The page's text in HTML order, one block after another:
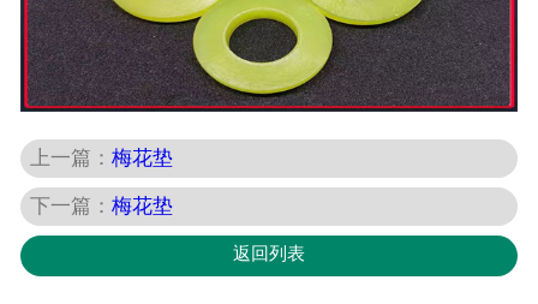
上一篇：梅花垫
下一篇：梅花垫
返回列表